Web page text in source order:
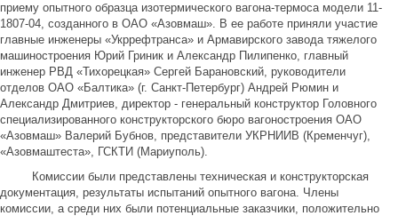
приему опытного образца изотермического вагона-термоса модели 11-
1807-04, созданного в ОАО «Азовмаш». В ее работе приняли участие
главные инженеры «Укррефтранса» и Армавирского завода тяжелого
машиностроения Юрий Гриник и Александр Пилипенко, главный
инженер РВД «Тихорецкая» Сергей Барановский, руководители
отделов ОАО «Балтика» (г. Санкт-Петербург) Андрей Рюмин и
Александр Дмитриев, директор - генеральный конструктор Головного
специализированного конструкторского бюро вагоностроения ОАО
«Азовмаш» Валерий Бубнов, представители УКРНИИВ (Кременчуг),
«Азовмаштеста», ГСКТИ (Мариуполь).
Комиссии были представлены техническая и конструкторская
документация, результаты испытаний опытного вагона. Члены
комиссии, а среди них были потенциальные заказчики, положительно